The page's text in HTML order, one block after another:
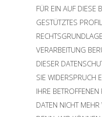
FÜR EIN AUF DIESE
GESTÜTZTES
VERARBEITUNG
DIESER
SIE WIDERSPRUCH
IHRE
DATEN NICHT MEHR